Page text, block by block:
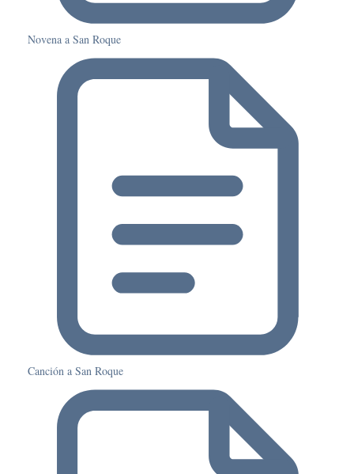
Novena a San Roque
Canción a San Roque